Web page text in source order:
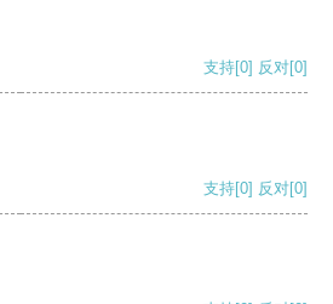
支持[0] 反对[0]
支持[0] 反对[0]